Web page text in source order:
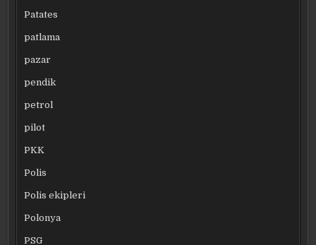
Patates
patlama
pazar
pendik
petrol
pilot
PKK
Polis
Polis ekipleri
Polonya
PSG